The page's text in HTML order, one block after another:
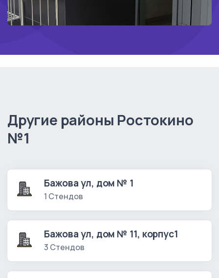
Другие районы Ростокино
№1
Бажова ул, дом № 1
1 Стендов
Бажова ул, дом № 11, корпус1
3 Стендов